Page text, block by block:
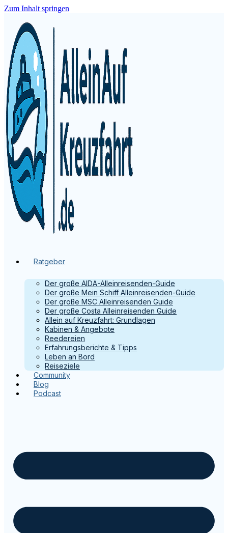
Zum Inhalt springen
Ratgeber
Der große AIDA-Alleinreisenden-Guide
Der große Mein Schiff Alleinreisenden-Guide
Der große MSC Alleinreisenden Guide
Der große Costa Alleinreisenden Guide
Allein auf Kreuzfahrt: Grundlagen
Kabinen & Angebote
Reedereien
Erfahrungsberichte & Tipps
Leben an Bord
Reiseziele
Community
Blog
Podcast